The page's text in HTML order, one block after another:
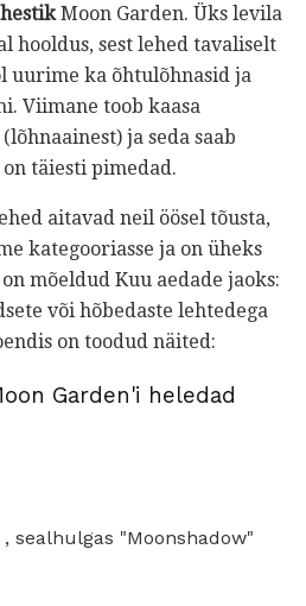
Moon Garden. Üks levila
hooldus, sest lehed tavaliselt
uurime ka õhtulõhnasid ja
Viimane toob kaasa
ja seda saab
täiesti pimedad.
aitavad neil öösel tõusta,
kategooriasse ja on üheks
mõeldud Kuu aedade jaoks:
või hõbedaste lehtedega
on toodud näited:
Garden'i heledad
, sealhulgas "Moonshadow"